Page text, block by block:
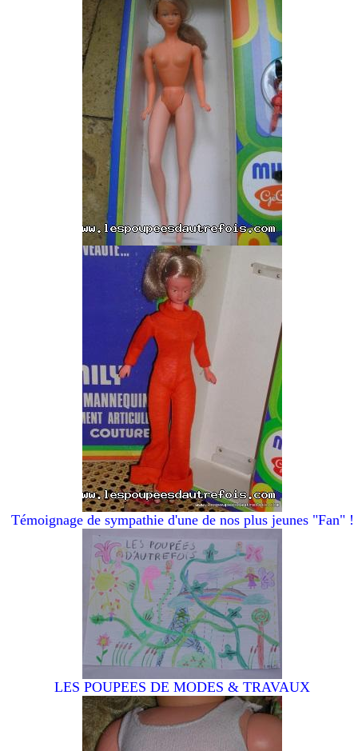
Témoignage de sympathie d'une de nos plus jeunes "Fan" !
LES POUPEES DE MODES & TRAVAUX